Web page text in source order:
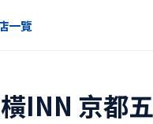
一覽
INN 京都